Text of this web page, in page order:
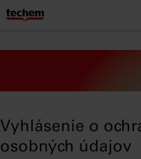
Vyhlásenie o
osobných údajov